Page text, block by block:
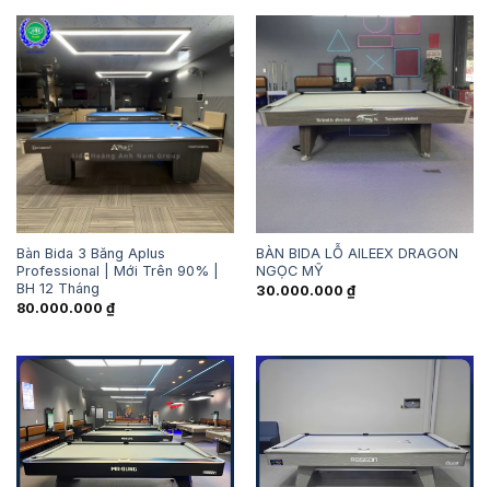
Bàn Bida 3 Băng Aplus
Professional | Mới Trên 90% |
BH 12 Tháng
80.000.000 ₫
BÀN BIDA LỖ AILEEX DRAGON
NGỌC MỸ
30.000.000 ₫